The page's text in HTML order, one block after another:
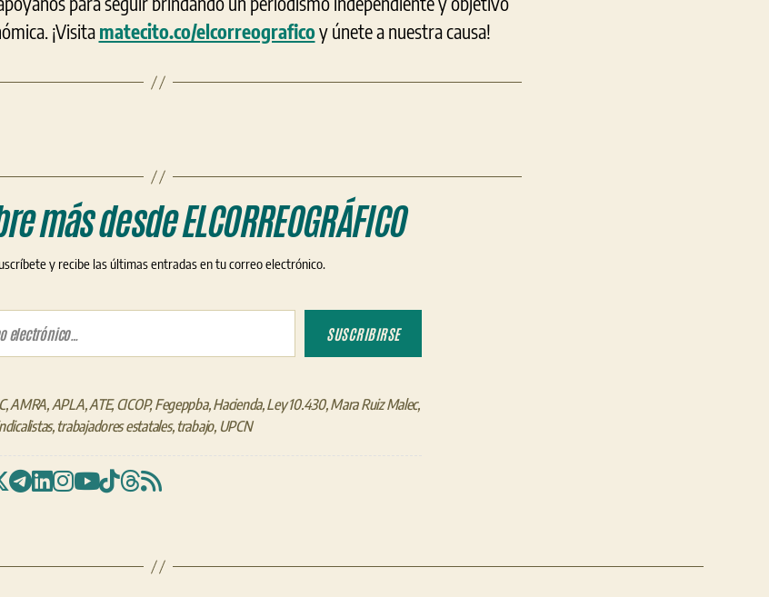
¡Visitamatecito.co/elcorreograficoy únete a nuestra causa!
más desde ELCORREOGRÁFICO
y recibe las últimas entradas en tu correo electrónico.
SUSCRIBIRSE
,AMRA,APLA,ATE,CICOP,Fegeppba,Hacienda,Ley 10.430,Mara Ruiz Malec,
, trabajadores estatales, trabajo, UPCN